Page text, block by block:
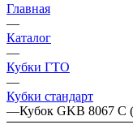
Главная
—
Каталог
—
Кубки ГТО
—
Кубки стандарт
—Кубок GKB 8067 C